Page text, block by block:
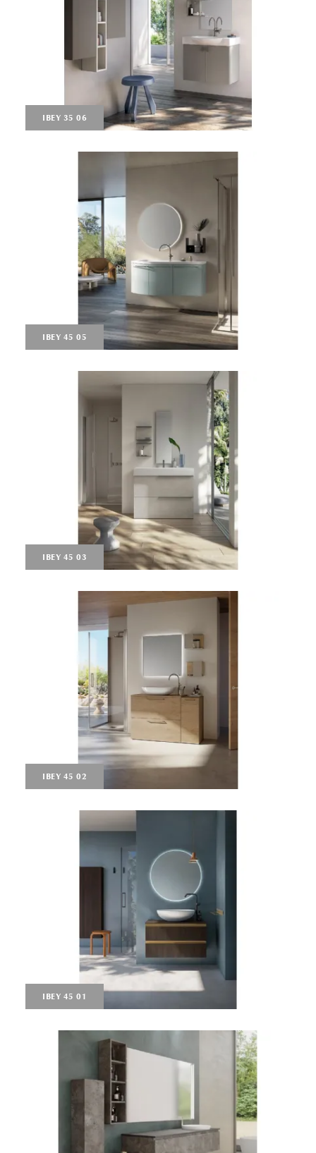
IBEY 35 06
IBEY 45 05
IBEY 45 03
IBEY 45 02
IBEY 45 01